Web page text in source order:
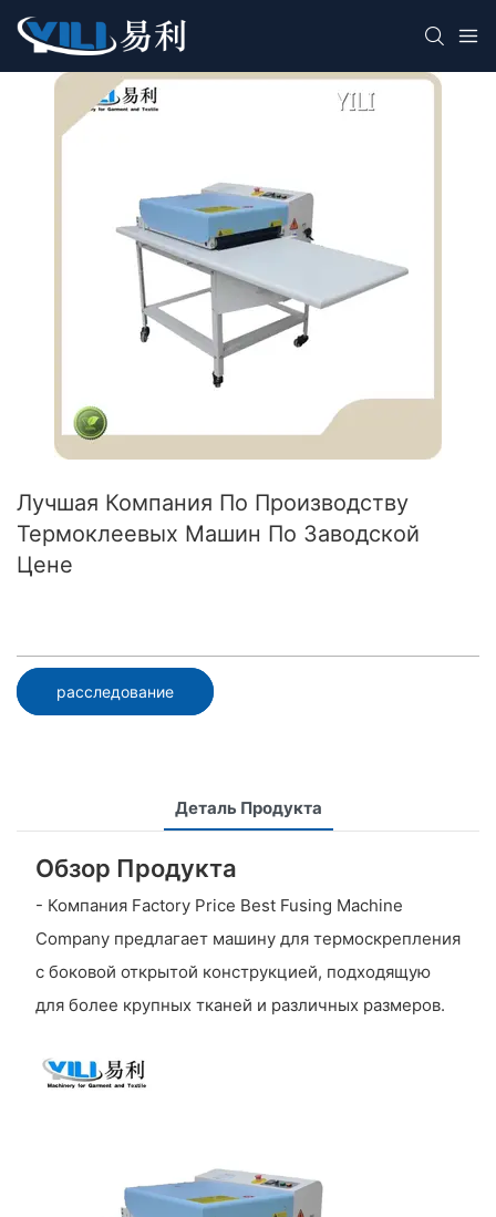
Лучшая Компания По Производству
Термоклеевых Машин По Заводской
Цене
расследование
Деталь Продукта
Обзор Продукта
- Компания Factory Price Best Fusing Machine
Company предлагает машину для термоскрепления
с боковой открытой конструкцией, подходящую
для более крупных тканей и различных размеров.